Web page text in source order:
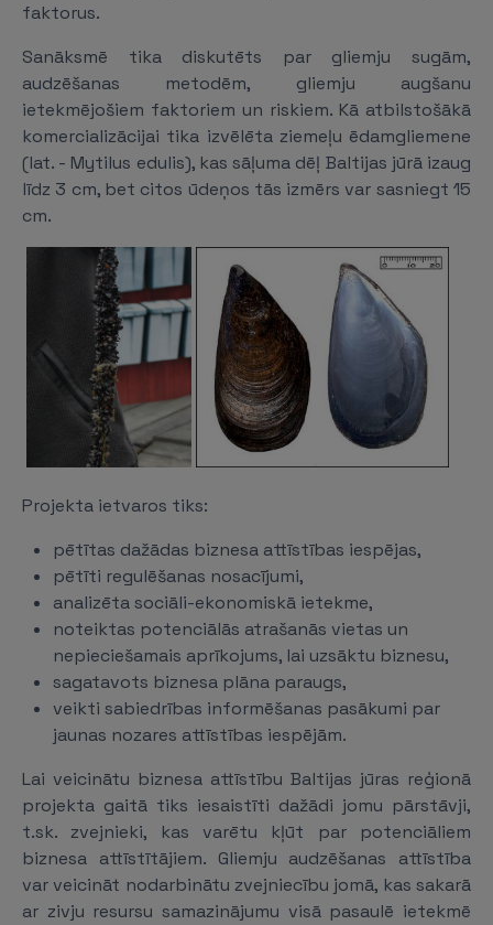
faktorus.
Sanāksmē tika diskutēts par gliemju sugām,
audzēšanas metodēm, gliemju augšanu
ietekmējošiem faktoriem un riskiem. Kā atbilstošākā
komercializācijai tika izvēlēta ziemeļu ēdamgliemene
(lat. - Mytilus edulis), kas sāļuma dēļ Baltijas jūrā izaug
līdz 3 cm, bet citos ūdeņos tās izmērs var sasniegt 15
cm.
Projekta ietvaros tiks:
pētītas dažādas biznesa attīstības iespējas,
pētīti regulēšanas nosacījumi,
analizēta sociāli-ekonomiskā ietekme,
noteiktas potenciālās atrašanās vietas un
nepieciešamais aprīkojums, lai uzsāktu biznesu,
sagatavots biznesa plāna paraugs,
veikti sabiedrības informēšanas pasākumi par
jaunas nozares attīstības iespējām.
Lai veicinātu biznesa attīstību Baltijas jūras reģionā
projekta gaitā tiks iesaistīti dažādi jomu pārstāvji,
t.sk. zvejnieki, kas varētu kļūt par potenciāliem
biznesa attīstītājiem. Gliemju audzēšanas attīstība
var veicināt nodarbinātu zvejniecību jomā, kas sakarā
ar zivju resursu samazinājumu visā pasaulē ietekmē